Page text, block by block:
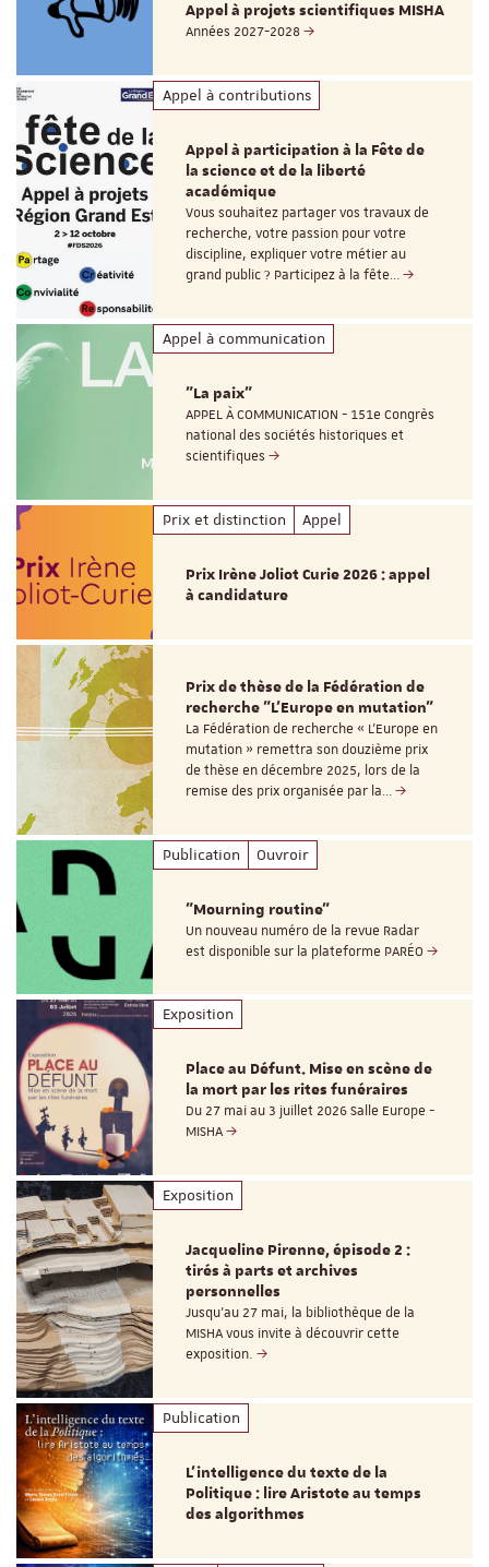
Appel à projets scientifiques MISHA
Années 2027-2028
Appel à contributions
Appel à participation à la Fête de
la science et de la liberté
académique
Vous souhaitez partager vos travaux de
recherche, votre passion pour votre
discipline, expliquer votre métier au
grand public ? Participez à la fête…
Appel à communication
"La paix"
APPEL À COMMUNICATION - 151e Congrès
national des sociétés historiques et
scientifiques
Prix et distinction Appel
Prix Irène Joliot Curie 2026 : appel
à candidature
Prix de thèse de la Fédération de
recherche "L’Europe en mutation"
La Fédération de recherche « L’Europe en
mutation » remettra son douzième prix
de thèse en décembre 2025, lors de la
remise des prix organisée par la…
Publication Ouvroir
"Mourning routine"
Un nouveau numéro de la revue Radar
est disponible sur la plateforme PARÉO
Exposition
Place au Défunt. Mise en scène de
la mort par les rites funéraires
Du 27 mai au 3 juillet 2026 Salle Europe -
MISHA
Exposition
Jacqueline Pirenne, épisode 2 :
tirés à parts et archives
personnelles
Jusqu’au 27 mai, la bibliothèque de la
MISHA vous invite à découvrir cette
exposition.
Publication
L’intelligence du texte de la
Politique : lire Aristote au temps
des algorithmes